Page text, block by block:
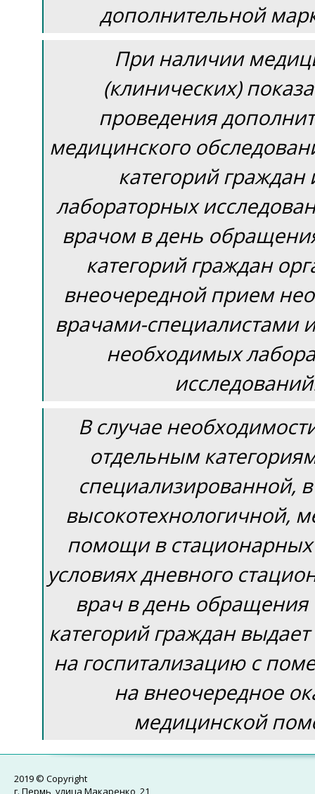
дополнительной
При наличии
(клинических)
проведения
медицинского
категорий граждан
лабораторных
врачом в день
категорий граждан
внеочередной прием
врачами-специалистами
необходимых
В случае
отдельным
специализированной,
высокотехнологичной,
помощи в стационарных
условиях дневного
врач в день обращения
категорий граждан
на госпитализацию с
на внеочередное
медицинской
2019 © Copyright
г. Пермь, улица Макаренко, 21